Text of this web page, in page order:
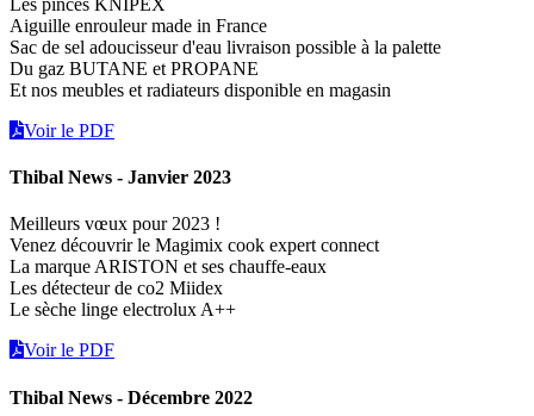
Aiguille enrouleur made in France
Sac de sel adoucisseur d'eau livraison possible à la palette
Du gaz BUTANE et PROPANE
Et nos meubles et radiateurs disponible en magasin
Voir le PDF
Thibal News - Janvier 2023
Meilleurs vœux pour 2023 !
Venez découvrir le Magimix cook expert connect
La marque ARISTON et ses chauffe-eaux
Les détecteur de co2 Miidex
Le sèche linge electrolux A++
Voir le PDF
Thibal News - Décembre 2022